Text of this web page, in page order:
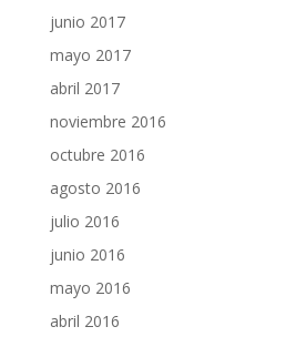
junio 2017
mayo 2017
abril 2017
noviembre 2016
octubre 2016
agosto 2016
julio 2016
junio 2016
mayo 2016
abril 2016